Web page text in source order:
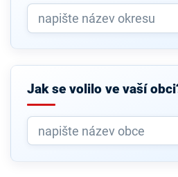
Jak se volilo ve vaší